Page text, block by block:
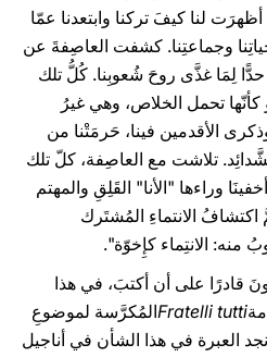
أظهرَت لنا كيفَ تركنا وابتعدنا عمّا
وجماعتِنا. كشفت العاصِفةَ عن
حدًّا لِمَا غذَّى روحَ شُعوبِنا. كُلُّ تلك
كأنّها تحمل الخلاص، وهي غيرُ
الأقدمين فينا، حَرمَتْنا من
تلاشت مع العاصِفة، كلّ تلك
وراءها "الأنا" القَلِقِ والمهتم
الانتماءِ المُشتَرك
منه: الانتِماء كإِخوّة".
قادرًا على أن أكتبَ، في هذا
Fratelli tuttiالمُكرَّسة لموضوعِ
العبرة في هذا الشأن في أناجيل